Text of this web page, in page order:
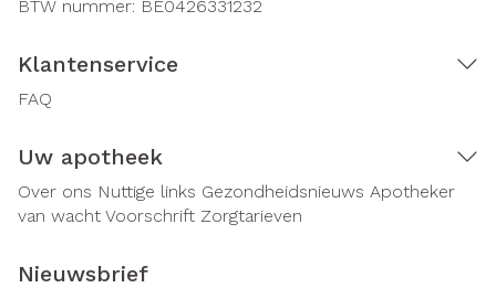
BTW nummer: BE0426331232
Klantenservice
FAQ
Uw apotheek
Over ons Nuttige links Gezondheidsnieuws Apotheker
van wacht Voorschrift Zorgtarieven
Nieuwsbrief